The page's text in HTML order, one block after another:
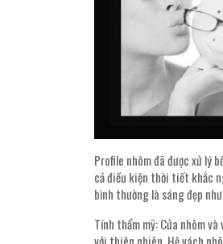
Profile nhôm đã được xử lý
cả điều kiện thời tiết khắc
bình thường là sáng đẹp
Tính thẩm mỹ: Cửa nhôm